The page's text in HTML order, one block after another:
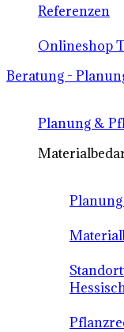
Referenzen
Onlineshop
Beratung -
Planung &